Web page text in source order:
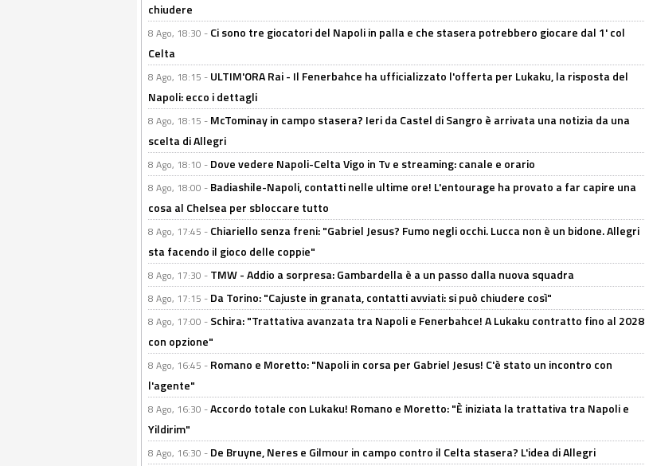
chiudere
8 Ago, 18:30 - Ci sono tre giocatori del Napoli in palla e che stasera potrebbero giocare dal 1' col
Celta
8 Ago, 18:15 - ULTIM'ORA Rai - Il Fenerbahce ha ufficializzato l'offerta per Lukaku, la risposta del
Napoli: ecco i dettagli
8 Ago, 18:15 - McTominay in campo stasera? Ieri da Castel di Sangro è arrivata una notizia da una
scelta di Allegri
8 Ago, 18:10 - Dove vedere Napoli-Celta Vigo in Tv e streaming: canale e orario
8 Ago, 18:00 - Badiashile-Napoli, contatti nelle ultime ore! L'entourage ha provato a far capire una
cosa al Chelsea per sbloccare tutto
8 Ago, 17:45 - Chiariello senza freni: "Gabriel Jesus? Fumo negli occhi. Lucca non è un bidone. Allegri
sta facendo il gioco delle coppie"
8 Ago, 17:30 - TMW - Addio a sorpresa: Gambardella è a un passo dalla nuova squadra
8 Ago, 17:15 - Da Torino: "Cajuste in granata, contatti avviati: si può chiudere così"
8 Ago, 17:00 - Schira: "Trattativa avanzata tra Napoli e Fenerbahce! A Lukaku contratto fino al 2028
con opzione"
8 Ago, 16:45 - Romano e Moretto: "Napoli in corsa per Gabriel Jesus! C'è stato un incontro con
l'agente"
8 Ago, 16:30 -Accordo totale con Lukaku! Romano e Moretto: "È iniziata la trattativa tra Napoli e
Yildirim"
8 Ago, 16:30 - De Bruyne, Neres e Gilmour in campo contro il Celta stasera? L'idea di Allegri